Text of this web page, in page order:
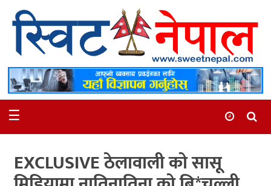
समाचार
स्थानीय
मनोरञ्जन
अन्तर्वार्ता
☰
EXCLUSIVE ठेलावाली को सासू